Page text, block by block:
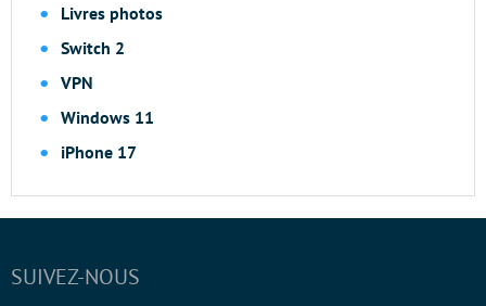
Livres photos
Switch 2
VPN
Windows 11
iPhone 17
SUIVEZ-NOUS